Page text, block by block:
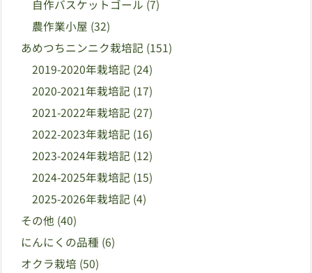
自作バスケットゴール (7)
農作業小屋 (32)
あめつちニンニク栽培記 (151)
2019-2020年栽培記 (24)
2020-2021年栽培記 (17)
2021-2022年栽培記 (27)
2022-2023年栽培記 (16)
2023-2024年栽培記 (12)
2024-2025年栽培記 (15)
2025-2026年栽培記 (4)
その他 (40)
にんにくの品種 (6)
オクラ栽培 (50)